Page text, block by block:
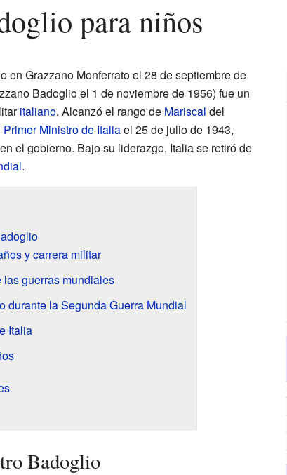
para niños
en Grazzano Monferrato el 28 de septiembre de
Badoglio el 1 de noviembre de 1956) fue un
italiano. Alcanzó el rango de Mariscal del
Primer Ministro de Italiael 25 de julio de 1943,
el gobierno. Bajo su liderazgo, Italia se retiró de
.
y carrera militar
las guerras mundiales
durante la Segunda Guerra Mundial
Italia
Badoglio